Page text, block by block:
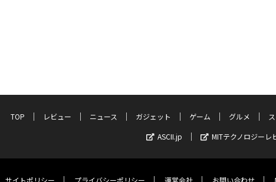
TOP レビュー ニュース ガジェット ゲーム グルメ
ASCII.jp
MITテクノロジーレ
サイトポリシー プライバシーポリシー 運営会社 お問い合わせ